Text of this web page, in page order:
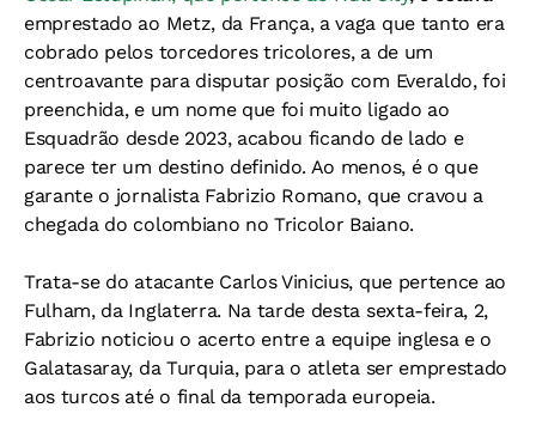
emprestado ao Metz, da França, a vaga que tanto era
cobrado pelos torcedores tricolores, a de um
centroavante para disputar posição com Everaldo, foi
preenchida, e um nome que foi muito ligado ao
Esquadrão desde 2023, acabou ficando de lado e
parece ter um destino definido. Ao menos, é o que
garante o jornalista Fabrizio Romano, que cravou a
chegada do colombiano no Tricolor Baiano.
Trata-se do atacante Carlos Vinicius, que pertence ao
Fulham, da Inglaterra. Na tarde desta sexta-feira, 2,
Fabrizio noticiou o acerto entre a equipe inglesa e o
Galatasaray, da Turquia, para o atleta ser emprestado
aos turcos até o final da temporada europeia.